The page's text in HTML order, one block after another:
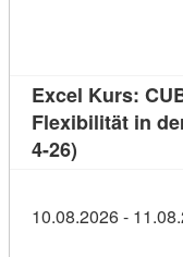
Excel Kurs:
Flexibilität in
4-26)
10.08.2026 -